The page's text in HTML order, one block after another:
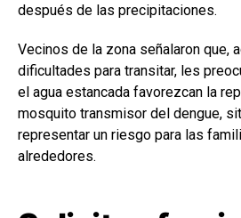
después de las precipitaciones.
Vecinos de la zona señalaron que,
dificultades para transitar, les
el agua estancada favorezcan la
mosquito transmisor del dengue,
representar un riesgo para las
alrededores.